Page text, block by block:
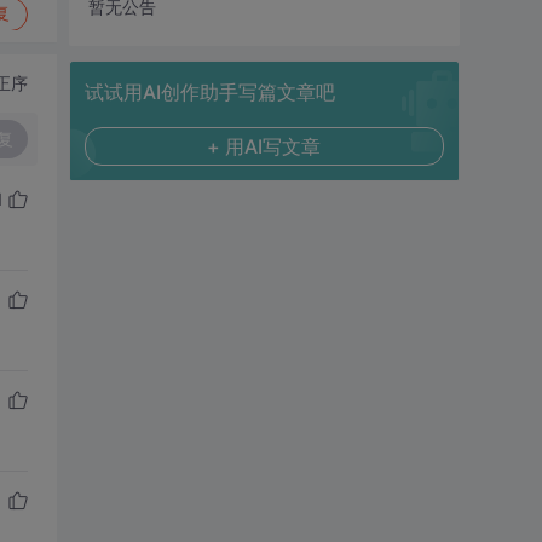
序
暂无公告
试试用AI创作助手写篇文章吧
+ 用AI写文章